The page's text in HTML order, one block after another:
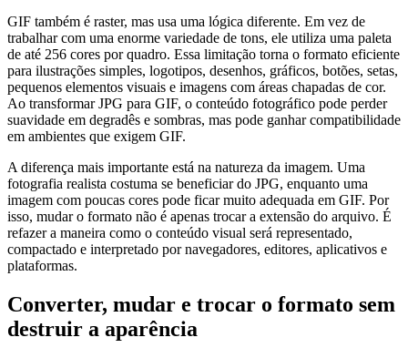
GIF também é raster, mas usa uma lógica diferente. Em vez de
trabalhar com uma enorme variedade de tons, ele utiliza uma paleta
de até 256 cores por quadro. Essa limitação torna o formato eficiente
para ilustrações simples, logotipos, desenhos, gráficos, botões, setas,
pequenos elementos visuais e imagens com áreas chapadas de cor.
Ao transformar JPG para GIF, o conteúdo fotográfico pode perder
suavidade em degradês e sombras, mas pode ganhar compatibilidade
em ambientes que exigem GIF.
A diferença mais importante está na natureza da imagem. Uma
fotografia realista costuma se beneficiar do JPG, enquanto uma
imagem com poucas cores pode ficar muito adequada em GIF. Por
isso, mudar o formato não é apenas trocar a extensão do arquivo. É
refazer a maneira como o conteúdo visual será representado,
compactado e interpretado por navegadores, editores, aplicativos e
plataformas.
Converter, mudar e trocar o formato sem
destruir a aparência